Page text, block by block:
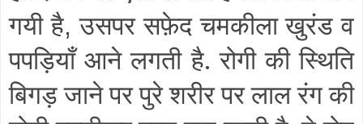
गयी है,उसपर सफ़ेद चमकीला खुरंड व
पपड़ियाँ आने लगती है. रोगी की स्थिति
बिगड़ जाने पर पुरे शरीर पर लाल रंग की